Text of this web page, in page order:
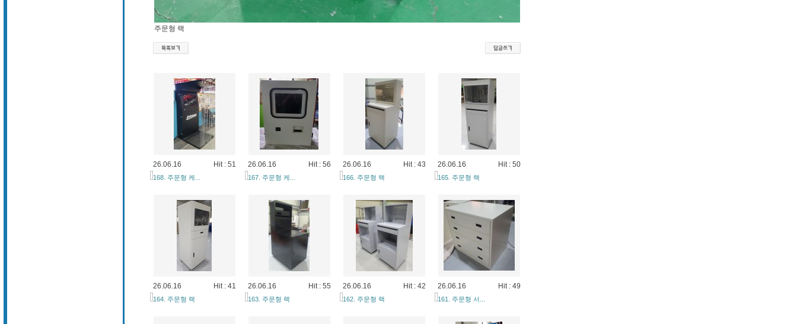
주문형 랙
26.06.16 Hit : 51
168. 주문형 케...
26.06.16 Hit : 56
167. 주문형 케...
26.06.16 Hit : 43
166. 주문형 랙
26.06.16 Hit : 50
165. 주문형 랙
26.06.16 Hit : 41
164. 주문형 랙
26.06.16 Hit : 55
163. 주문형 랙
26.06.16 Hit : 42
162. 주문형 랙
26.06.16 Hit : 49
161. 주문형 서...